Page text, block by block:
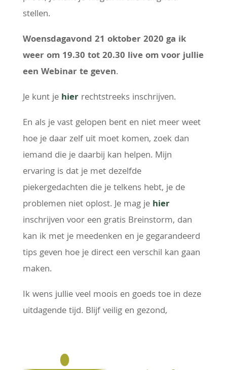
stellen.
Woensdagavond 21 oktober 2020 ga ik
weer om 19.30 tot 20.30 live om voor jullie
een Webinar te geven.
Je kunt je hierrechtstreeks inschrijven.
En als je vast gelopen bent en niet meer weet
hoe je daar zelf uit moet komen, zoek dan
iemand die je daarbij kan helpen. Mijn
ervaring is dat je met dezelfde
piekergedachten die je telkens hebt, je de
problemen niet oplost. Je mag je hier
inschrijven voor een gratis Breinstorm, dan
kan ik met je meedenken en je gegarandeerd
tips geven hoe je direct een verschil kan gaan
maken.
Ik wens jullie veel moois en goeds toe in deze
uitdagende tijd. Blijf veilig en gezond,